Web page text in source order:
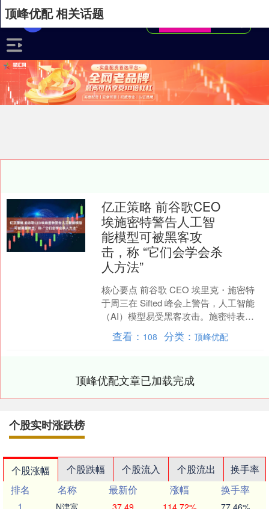
顶峰优配 相关话题
亿正策略 前谷歌CEO
埃施密特警告人工智
能模型可被黑客攻
击，称 “它们会学会杀
人方法”
核心要点 前谷歌 CEO 埃里克・施密特
于周三在 Sifted 峰会上警告，人工智能
（AI）模型易受黑客攻击。施密特表
示：“有证据表明，无论是闭源还是开源
模型，....
查看： 108 分类：顶峰优配
顶峰优配文章已加载完成
个股实时涨跌榜
个股涨幅 个股跌幅 个股流入 个股流出
换手率
排名
名称 最新价 涨幅
换手率